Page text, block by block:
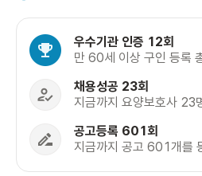
우수기관 인증 12회
만 60세 이상 구인 등록
채용성공 23회
지금까지 요양보호사 23
공고등록 601회
지금까지 공고 601개를